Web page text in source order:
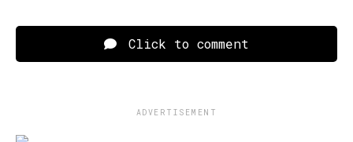
Click to comment
ADVERTISEMENT